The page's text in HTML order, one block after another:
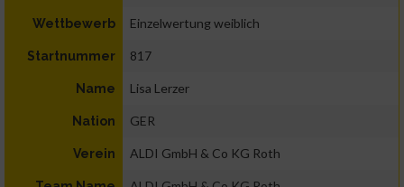
Wettbewerb Einzelwertung weiblich
Startnummer 817
Name Lisa Lerzer
Nation GER
Verein ALDI GmbH & Co KG Roth